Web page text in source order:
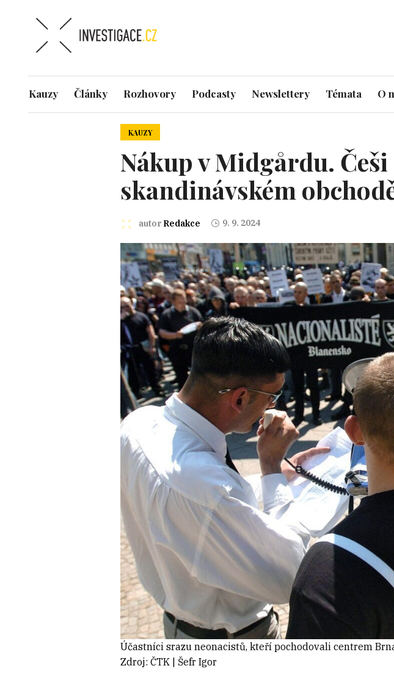
Kauzy Články Rozhovory Podcasty Newslettery Témata O
KAUZY
Nákup v Midgårdu.
skandinávském
autor Redakce 9. 9. 2024
Účastníci srazu neonacistů, kteří pochodovali centrem
Zdroj: ČTK | Šefr Igor